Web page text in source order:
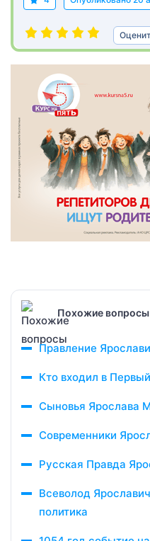
Похожие вопросы
Правление
Кто входил в
Сыновья Ярослава
Современники
Русская Правда
Всеволод
политика